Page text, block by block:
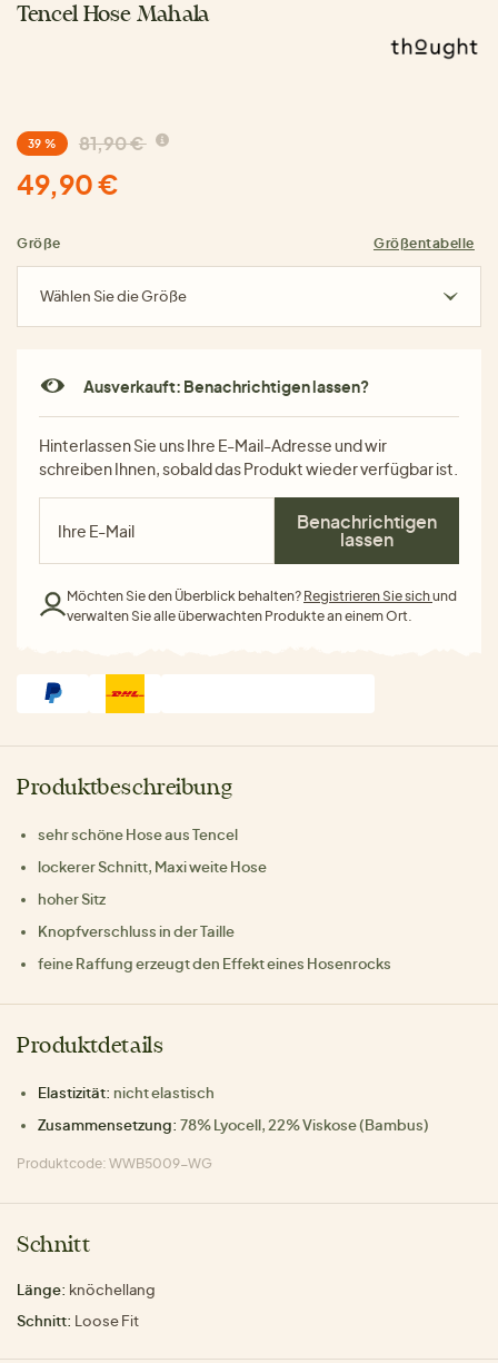
Tencel Hose Mahala
39 % 81,90 €
49,90 €
Größe Größentabelle
Wählen Sie die Größe
Ausverkauft: Benachrichtigen lassen?
Hinterlassen Sie uns Ihre E-Mail-Adresse und wir
schreiben Ihnen, sobald das Produkt wieder verfügbar ist.
Benachrichtigen
lassen
Möchten Sie den Überblick behalten? Registrieren Sie sichund
verwalten Sie alle überwachten Produkte an einem Ort.
Produktbeschreibung
sehr schöne Hose aus Tencel
lockerer Schnitt, Maxi weite Hose
hoher Sitz
Knopfverschluss in der Taille
feine Raffung erzeugt den Effekt eines Hosenrocks
Produktdetails
Elastizität: nicht elastisch
Zusammensetzung: 78% Lyocell, 22% Viskose (Bambus)
Produktcode: WWB5009-WG
Schnitt
Länge: knöchellang
Schnitt: Loose Fit